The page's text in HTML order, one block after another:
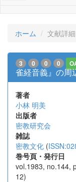
ホーム 文献詳細
3 0 0 0
雀経音義』の周
著者
小林 明美
出版者
密教研究会
雑誌
密教文化 (
巻号頁・発行日
vol.1983, no.144,
12)